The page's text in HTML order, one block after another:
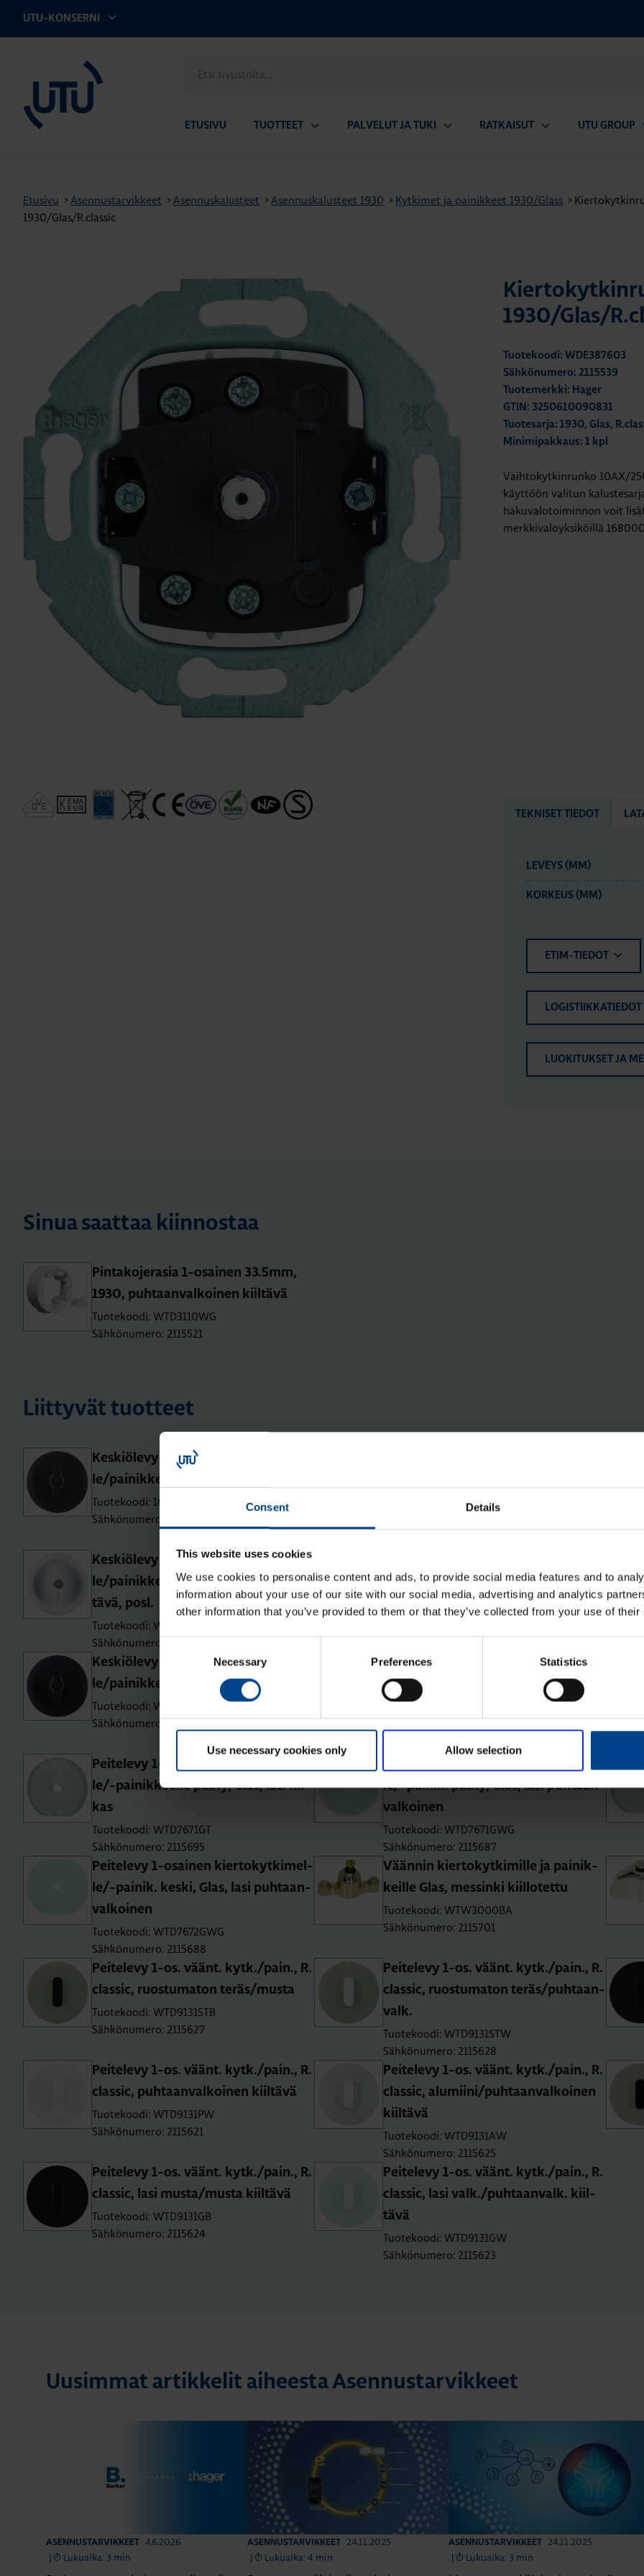
Consent Details
This website uses cookies
We use cookies to personalise content and ads, to provide social media features and to
information about your use of our site with our social media, advertising and analytics
other information that you’ve provided to them or that they’ve collected from your use of
Consent
Necessary Preferences Statistics
Use necessary cookies only Allow selection
UTU-KONSERNI
sivustolta
ETUSIVU TUOTTEET PALVELUT JA TUKI RATKAISUT UTU GROUP
Etusivu >Asennustarvikkeet >Asennuskalusteet >Asennuskalusteet 1930 > Kytkimet ja painikkeet 1930/Glass >
1930/Glas/R.classic
1930/Glas/
Tuotekoodi: WDE387603
Sähkönumero: 2115539
Tuotemerkki: Hager
GTIN: 3250610090831
Tuotesarja: 1930, Glas,
Minimipakkaus: 1 kpl
Vaihtokytkinrunko 10AX/
käyttöön valitun
hakuvalotoiminnon voit
merkkivaloyksiköillä
TEKNISET TIEDOT
LEVEYS (MM)
KORKEUS (MM)
ETIM-TIEDOT
LOGISTIIKKATIEDOT
LUOKITUKSET JA
Sinua saattaa kiinnostaa
Pin­ta­ko­je­ra­sia 1-osai­nen 33.5mm,
1930, puh­taan­val­koi­nen kiil­tä­vä
Tuotekoodi: WTD3110WG
Sähkönumero: 2115521
Liittyvät tuotteet
Kes­kiö­le­vy vään­ti­mel­lä kyt­ki­mil­
le/pai­nik­keil­le, 1930, musta kiil­tä­vä
Tuotekoodi: 164701
Sähkönumero: 2111458
musta, maa­lat­tu
Kes­kiö­le­vy vään­ti­mel­lä kyt­ki­mil­
le/pai­nik­keil­le, 1930, val­koi­nen kiil­
tä­vä, posl.
Tuotekoodi: WTW1000WBG
Sähkönumero: 2115545
pai­nik­keil­le, 230­VAC, N-johd.
Tuotekoodi: WDA2535W
Sähkönumero: 2115543
Kes­kiö­le­vy vään­ti­mel­lä kyt­ki­mil­
le/pai­nik­keil­le, 1930, musta kiil­tä­vä
Tuotekoodi: WTW1000BG
Sähkönumero: 2115633
Pei­te­le­vy 1-osai­nen kier­to­kyt­ki­mel­
le/-pai­nik­keel­le, Glas, lasi kir­kas
Tuotekoodi: WTD7100GT
Sähkönumero: 2115693
Pei­te­le­vy 1-osai­nen kier­to­kyt­ki­mel­
le/-pai­nik­keel­le pääty, Glas, lasi kir­
kas
Tuotekoodi: WTD7671GT
Sähkönumero: 2115695
le/-pai­nik. pääty, Glas, lasi puh­taan­
val­koi­nen
Tuotekoodi: WTD7671GWG
Sähkönumero: 2115687
Pei­te­le­vy 1-osai­nen kier­to­kyt­ki­mel­
le/-pai­nik. keski, Glas, lasi puh­taan­
val­koi­nen
Tuotekoodi: WTD7672GWG
Sähkönumero: 2115688
Vään­nin kier­to­kyt­ki­mil­le ja pai­nik­
keil­le Glas, mes­sin­ki kiil­lo­tet­tu
Tuotekoodi: WTW3000BA
Sähkönumero: 2115701
Pei­te­le­vy 1-os. väänt. kytk./pain., R.​
classic, ruos­tu­ma­ton teräs/musta
Tuotekoodi: WTD9131STB
Sähkönumero: 2115627
Pei­te­le­vy 1-os. väänt. kytk./pain., R.​
classic, ruos­tu­ma­ton teräs/puh­taan­
valk.
Tuotekoodi: WTD9131STW
Sähkönumero: 2115628
Pei­te­le­vy 1-os. väänt. kytk./pain., R.​
classic, puh­taan­val­koi­nen kiil­tä­vä
Tuotekoodi: WTD9131PW
Sähkönumero: 2115621
Pei­te­le­vy 1-os. väänt. kytk./pain., R.​
classic, alu­mii­ni/puh­taan­val­koi­nen
kiil­tä­vä
Tuotekoodi: WTD9131AW
Sähkönumero: 2115625
Pei­te­le­vy 1-os. väänt. kytk./pain., R.​
classic, lasi musta/musta kiil­tä­vä
Tuotekoodi: WTD9131GB
Sähkönumero: 2115624
Pei­te­le­vy 1-os. väänt. kytk./pain., R.​
classic, lasi valk./puh­taan­valk. kiil­
tä­vä
Tuotekoodi: WTD9131GW
Sähkönumero: 2115623
Uusimmat artikkelit aiheesta Asennustarvikkeet
ASENNUSTARVIKKEET
4.6.2026
|
Lukuaika: 3 min
ASENNUSTARVIKKEET
24.11.2025
|
Lukuaika: 4 min
ASENNUSTARVIKKEET
24.11.2025
|
Lukuaika: 3 min